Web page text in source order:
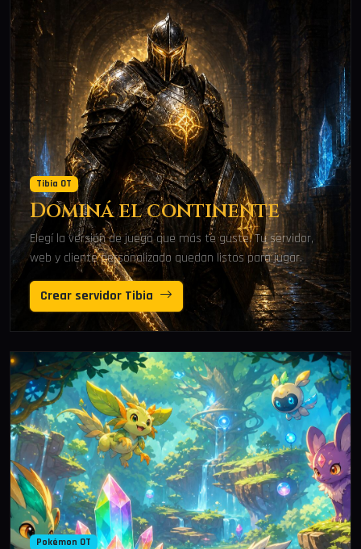
Tibia OT
Dominá el continente
Elegí la versión de juego que más te guste. Tu servidor,
web y cliente personalizado quedan listos para jugar.
Crear servidor Tibia
Pokémon OT